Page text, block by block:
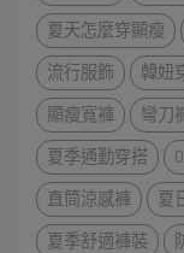
夏天怎麼穿顯瘦
流行服飾
韓妞
顯瘦寬褲
彎刀
夏季通勤穿搭
直筒涼感褲
夏
夏季舒適褲裝